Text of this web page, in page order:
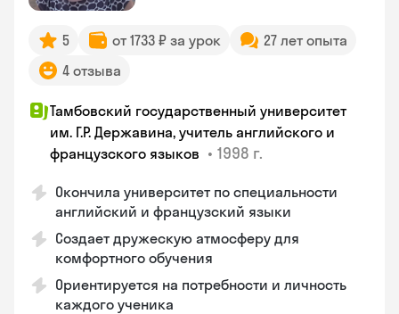
5 от 1733 ₽ за урок
27 лет опыта
4 отзыва
Тамбовский государственный университет
им. Г.Р. Державина, учитель английского и
французского языков • 1998 г.
Окончила университет по специальности
английский и французский языки
Создает дружескую атмосферу для
комфортного обучения
Ориентируется на потребности и личность
каждого ученика